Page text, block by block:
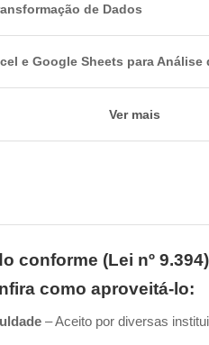
de conclusão do
vez que você tenha alcançado
de Dados
e Google Sheets para Análise
Ver mais
conforme (Lei nº
como aproveitá-lo:
– Aceito por diversas